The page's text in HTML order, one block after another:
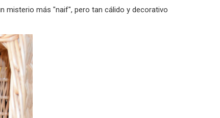
misterio más "naif", pero tan cálido y decorativo